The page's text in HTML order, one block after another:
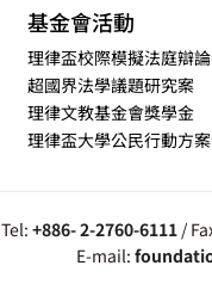
基金會活動
理律盃校際模擬法庭辯
超國界法學議題研究案
理律文教基金會獎學金
理律盃大學公民行動方
Tel: +886- 2-2760-6111 /
E-mail: